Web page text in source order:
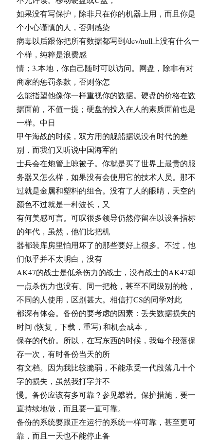
如果没有写保护，除非只在你的机器上用，而且你是
个小心谨慎的人，否则感染
病毒以后跟你把所有数据都写到/dev/null上没有什么一
个样，纯粹是浪费感
情；3.本地，你自己随时可以访问。网盘，除非有对
商家的惩罚条款，否则你怎
么能指望他像你一样重视你的数据。硬盘的价格在数
据面前，不值一提；硬盘的投入在人的素质面前也是
一样。中日
甲午海战的时候，双方用的舰船据说没有时代的差
别，而我们又听说中国海军的
士兵会在炮管上晾被子。你就是买了世界上最贵的服
务器又怎么样，如果没有会使用它的技术人员。那不
过就是金属和塑料的组合。没有了人的眼睛，天空的
颜色不过就是一种波长，又
有何美感可言。可叹很多领导仍然停留在以设备指标
的年代，虽然，他们比把机
器都装库房里怕用坏了的那些要好上很多。不过，他
们似乎并不太明白，没有
AK47的战士是低杀伤力的战士，没有战士的AK47却
一点杀伤力也没有。同一把枪，甚至不同级别的枪，
不同的人使用，区别甚大。相信打CS的同学对此
都深有体会。备份的要考虑的因素：丢失数据损失的
时间 (恢复，下载，重写) 和机会成本，
保存的代价。所以，在写东西的时候，我每个段落保
存一次，有时备份当天的所
有文档。因为我比较脆弱，不能承受一代段落几十个
字的损失，虽然我打字并不
慢。备份应该有多可靠？参见攀岩。保护措施，要一
直持续地做，而且要一直可靠。
备份的系统要跟正在运行的系统一样可靠，甚至更可
靠，而且一天也不能停止备